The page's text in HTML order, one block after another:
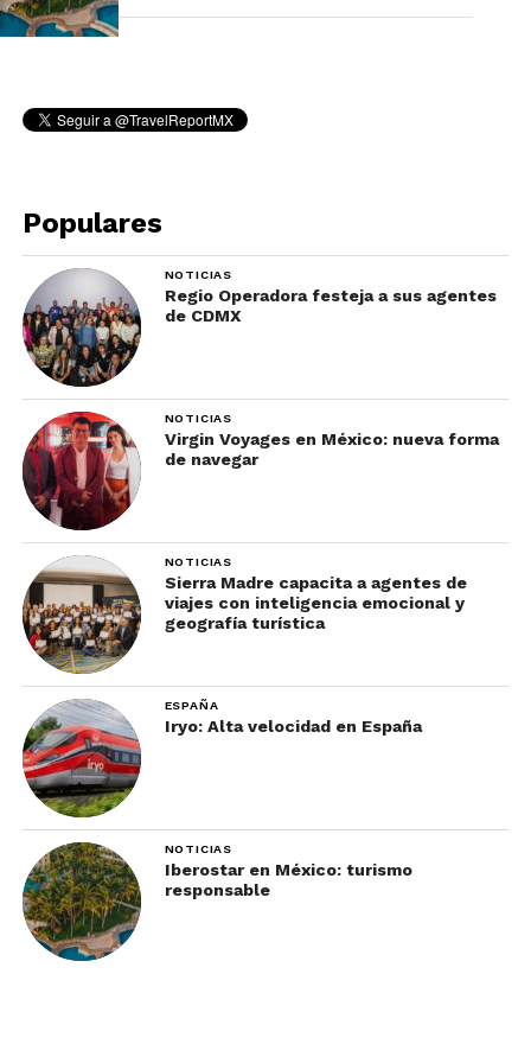
Populares
NOTICIAS
Regio Operadora festeja a sus agentes
de CDMX
NOTICIAS
Virgin Voyages en México: nueva forma
de navegar
NOTICIAS
Sierra Madre capacita a agentes de
viajes con inteligencia emocional y
geografía turística
ESPAÑA
Iryo: Alta velocidad en España
NOTICIAS
Iberostar en México: turismo
responsable